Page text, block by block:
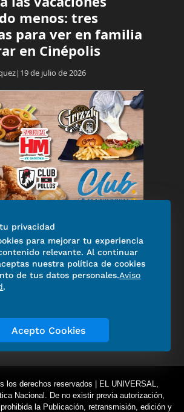
menos: tres
para ver en familia
en Cinépolis
19 de julio de 2026
El Universal
2026: disfruta los
con hamburguesas,
y descuentos
de Club EL
05 de julio de 2026
los derechos reservados | EL UNIVERSAL,
Nacional. De no existir previa autorización,
la Publicación, retransmisión, edición y
privacidad
para mejorar tu experiencia
relevante. Al continuar
nuestra política de cookies
de tus datos personales.Aviso
.
Acepto Cookies